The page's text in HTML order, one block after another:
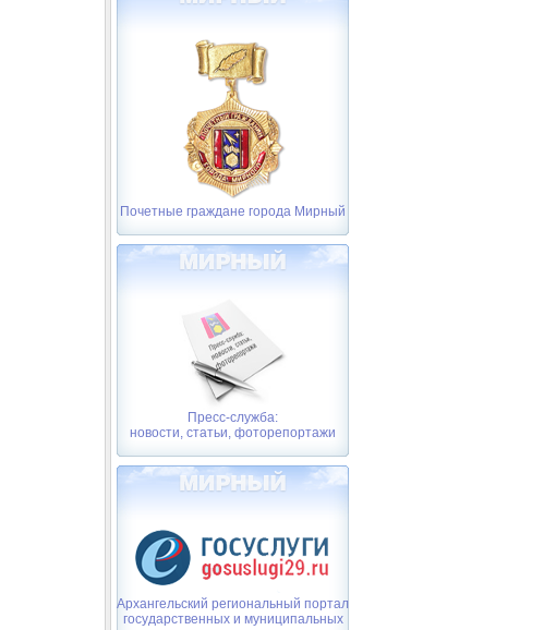
Почетные граждане города Мирный
Пресс-служба:
новости, статьи, фоторепортажи
Архангельский региональный портал
государственных и муниципальных